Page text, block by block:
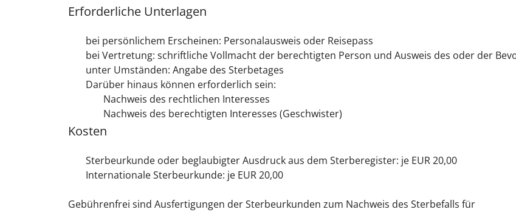
Erforderliche Unterlagen
bei persönlichem Erscheinen: Personalausweis oder Reisepass
bei Vertretung: schriftliche Vollmacht der berechtigten Person und Ausweis des oder der
unter Umständen: Angabe des Sterbetages
Darüber hinaus können erforderlich sein:
Nachweis des rechtlichen Interesses
Nachweis des berechtigten Interesses (Geschwister)
Kosten
Sterbeurkunde oder beglaubigter Ausdruck aus dem Sterberegister: je EUR 20,00
Internationale Sterbeurkunde: je EUR 20,00
Gebührenfrei sind Ausfertigungen der Sterbeurkunden zum Nachweis des Sterbefalls für